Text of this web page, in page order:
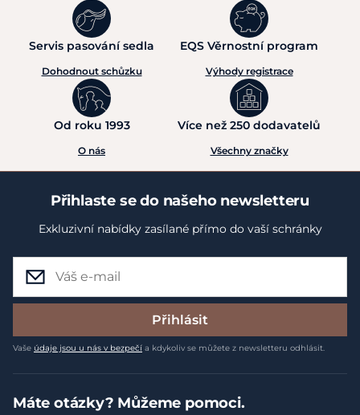
Servis pasování sedla
Dohodnout schůzku
EQS Věrnostní program
Výhody registrace
Od roku 1993
O nás
Více než 250 dodavatelů
Všechny značky
Přihlaste se do našeho newsletteru
Exkluzivní nabídky zasílané přímo do vaší schránky
Přihlásit
Vaše údaje jsou u nás v bezpečí a kdykoliv se můžete z newsletteru odhlásit.
Máte otázky? Můžeme pomoci.